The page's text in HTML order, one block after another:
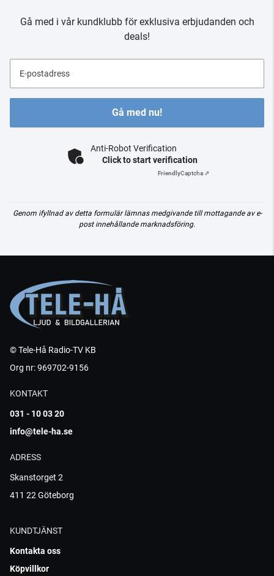
Gå med i vår kundklubb för exklusiva erbjudanden och
deals!
E-postadress
Gå med nu!
Anti-Robot Verification
Click to start verification
FriendlyCaptcha ⇗
Genom ifyllnad av detta formulär lämnas medgivande till mottagande av e-
post innehållande marknadsföring.
© Tele-Hå Radio-TV KB
Org nr: 969702-9156
KONTAKT
031 - 10 03 20
info@tele-ha.se
ADRESS
Skanstorget 2
411 22 Göteborg
KUNDTJÄNST
Kontakta oss
Köpvillkor